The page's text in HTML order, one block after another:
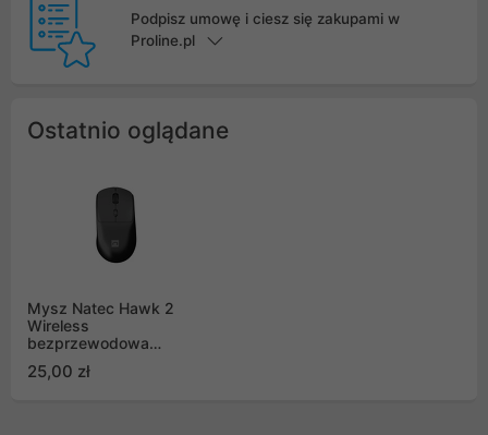
Podpisz umowę i ciesz się zakupami w
Proline.pl
Ostatnio oglądane
Mysz Natec Hawk 2
Wireless
bezprzewodowa
czarna
25,00 zł